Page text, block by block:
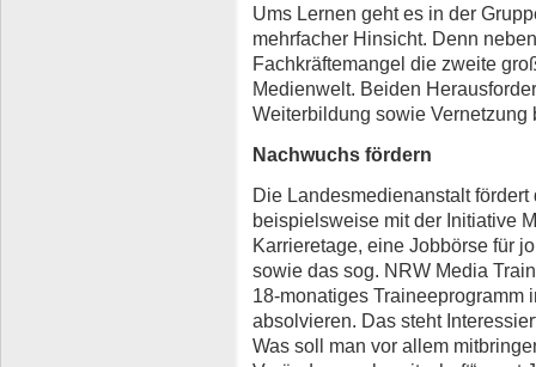
Ums Lernen geht es in der
mehrfacher Hinsicht. Denn
Fachkräftemangel die zweite
Medienwelt. Beiden
Weiterbildung sowie Vernetzung
Nachwuchs fördern
Die Landesmedienanstalt
beispielsweise mit der Initiative
Karrieretage, eine Jobbörse für
sowie das sog. NRW Media
18-monatiges Traineeprogramm
absolvieren. Das steht
Was soll man vor allem